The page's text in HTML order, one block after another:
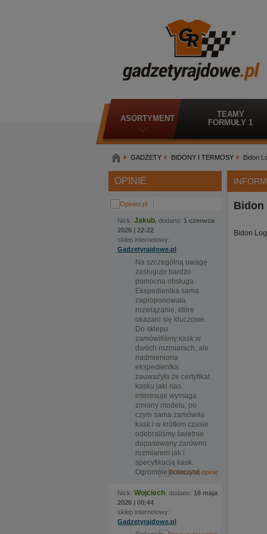
ASORTYMENT
TEAMY
FORMUŁY 1
GADŻETY BIDONY I TERMOSY Bidon
OPINIE
Nick: Jakub , dodano: 1 czerwca
2026 | 22:22
sklep internetowy:
Gadzetyrajdowe.pl
Na szczególną uwagę
zasługuje bardzo
pomocna obsługa.
Ekspedientka sama
zaproponowała
rozwiązanie, które
okazało się kluczowe.
Do sklepu
zamówiliśmy kask w
dwóch rozmiarach, ale
nadmieniona
ekspedientka
zauważyła że certyfikat
kasku jaki nas
interesuje wymaga
zmiany modelu, po
czym sama zamówiła
kask i w krótkim czasie
odebraliśmy świetnie
dopasowany zarówno
rozmiarem jak i
specyfikacją kask.
Ogromnie polecam!
Nick: Wojciech , dodano: 16 maja
2026 | 00:44
sklep internetowy:
Gadzetyrajdowe.pl
Bidon
Bidon